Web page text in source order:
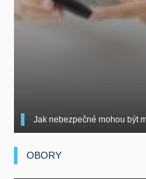
Jak nebezpečné mohou být
OBORY